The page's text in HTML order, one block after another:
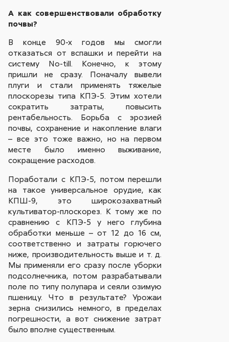
А как совершенствовали обработку
почвы?
В конце 90-х годов мы смогли
отказаться от вспашки и перейти на
систему No-till. Конечно, к этому
пришли не сразу. Поначалу вывели
плуги и стали применять тяжелые
плоскорезы типа КПЭ-5. Этим хотели
сократить затраты, повысить
рентабельность. Борьба с эрозией
почвы, сохранение и накопление влаги
– все это тоже важно, но на первом
месте было именно выживание,
сокращение расходов.
Поработали с КПЭ-5, потом перешли
на такое универсальное орудие, как
КПШ-9, это широкозахватный
культиватор-плоскорез. К тому же по
сравнению с КПЭ-5 у него глубина
обработки меньше – от 12 до 16 см,
соответственно и затраты горючего
ниже, производительность выше и т. д.
Мы применяли его сразу после уборки
подсолнечника, потом разрабатывали
поле по типу полупара и сеяли озимую
пшеницу. Что в результате? Урожаи
зерна снизились немного, в пределах
погрешности, а вот снижение затрат
было вполне существенным.